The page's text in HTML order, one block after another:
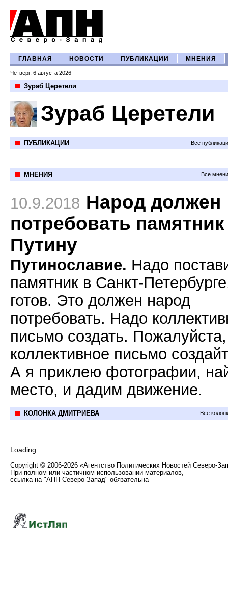
ГЛАВНАЯ НОВОСТИ ПУБЛИКАЦИИ МНЕНИЯ
Четверг, 6 августа 2026
Зураб Церетели
Зураб Церетели
ПУБЛИКАЦИИ Все
МНЕНИЯ Все
10.9.2018 Народ должен
потребовать памятник
Путину
Путинославие. Надо
памятник в Санкт-
готов. Это должен народ
потребовать. Надо
письмо создать. Пожалуйста,
коллективное письмо
А я приклею фотографии,
место, и дадим движение.
КОЛОНКА ДМИТРИЕВА Все
Loading...
Copyright © 2006-2026 «Агентство Политических Новостей Северо-
При полном или частичном использовании материалов,
ссылка на "АПН Северо-Запад" обязательна